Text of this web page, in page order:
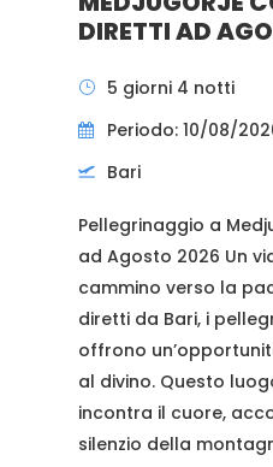
DIRETTI AD
5 giorni 4 notti
Periodo: 10/08/
Bari
Pellegrinaggio a
ad Agosto 2026 Un
cammino verso la
diretti da Bari, i
offrono
al divino. Questo
incontra il cuore,
silenzio della